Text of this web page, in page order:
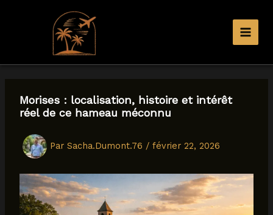
Aller
contenuMorises : localisation, histoire et intérêt
réel de ce hameau méconnu
Par Sacha.Dumont.76 / février 22, 2026